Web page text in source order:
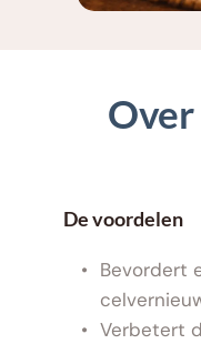
De voordelen
Bevordert
Verbetert